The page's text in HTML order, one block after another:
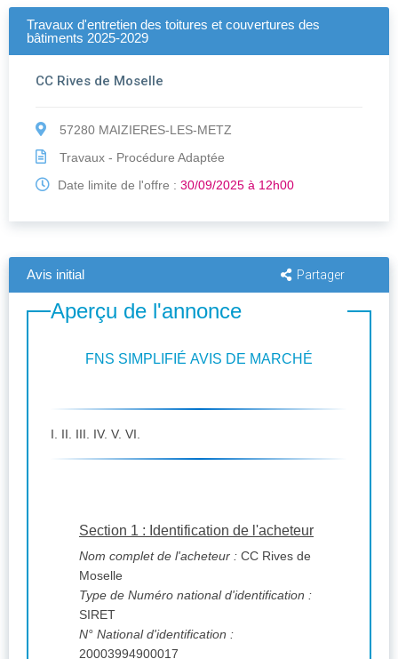
Travaux d'entretien des toitures et couvertures des
bâtiments 2025-2029
CC Rives de Moselle
57280 MAIZIERES-LES-METZ
Travaux - Procédure Adaptée
Date limite de l'offre : 30/09/2025 à 12h00
Avis initial Partager
Aperçu de l'annonce
FNS SIMPLIFIÉ AVIS DE MARCHÉ
I. II. III. IV. V. VI.
Section 1 : Identification de l'acheteur
Nom complet de l'acheteur : CC Rives de
Moselle
Type de Numéro national d'identification :
SIRET
N° National d'identification :
20003994900017